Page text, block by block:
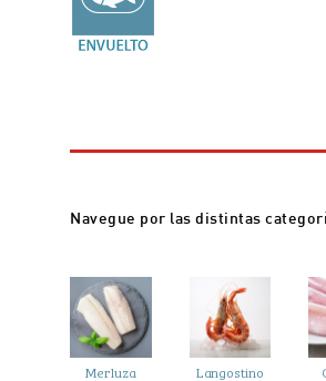
Navegue por las distintas
Merluza Langostino